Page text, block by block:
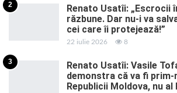
2
Renato Usatîi: „Escrocii
răzbune. Dar nu-i va
cei care îi protejează!”
22 iulie 2026 8
3
Renato Usatîi: Vasile
demonstra că va fi prim-
Republicii Moldova, nu al